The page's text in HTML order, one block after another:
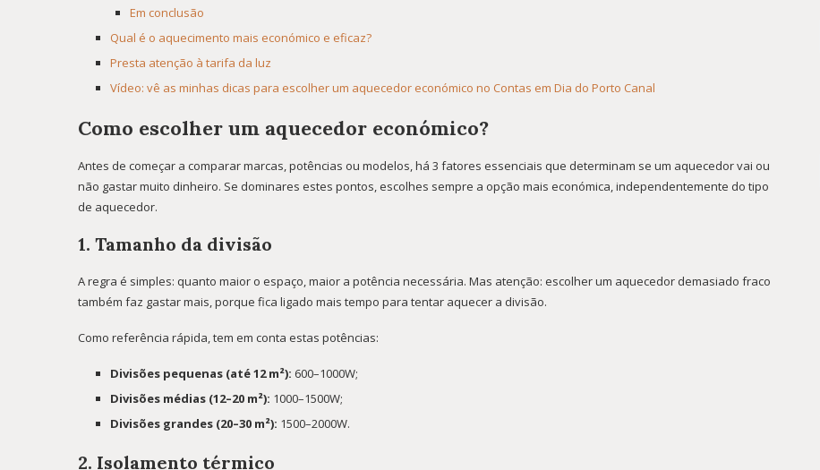
Em conclusão
Qual é o aquecimento mais económico e eficaz?
Presta atenção à tarifa da luz
Vídeo: vê as minhas dicas para escolher um aquecedor económico no Contas em Dia do Porto Canal
Como escolher um aquecedor económico?
Antes de começar a comparar marcas, potências ou modelos, há 3 fatores essenciais que determinam se um aquecedor vai ou
não gastar muito dinheiro. Se dominares estes pontos, escolhes sempre a opção mais económica, independentemente do tipo
de aquecedor.
1. Tamanho da divisão
A regra é simples: quanto maior o espaço, maior a potência necessária. Mas atenção: escolher um aquecedor demasiado fraco
também faz gastar mais, porque fica ligado mais tempo para tentar aquecer a divisão.
Como referência rápida, tem em conta estas potências:
Divisões pequenas (até 12 m²): 600–1000W;
Divisões médias (12–20 m²): 1000–1500W;
Divisões grandes (20–30 m²): 1500–2000W.
2. Isolamento térmico